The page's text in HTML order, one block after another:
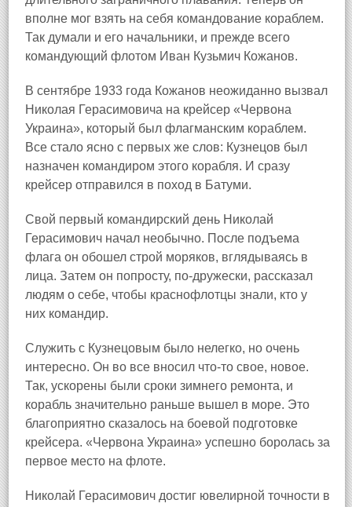
вполне мог взять на себя командование кораблем.
Так думали и его начальники, и прежде всего
командующий флотом Иван Кузьмич Кожанов.
В сентябре 1933 года Кожанов неожиданно вызвал
Николая Герасимовича на крейсер «Червона
Украина», который был флагманским кораблем.
Все стало ясно с первых же слов: Кузнецов был
назначен командиром этого корабля. И сразу
крейсер отправился в поход в Батуми.
Свой первый командирский день Николай
Герасимович начал необычно. После подъема
флага он обошел строй моряков, вглядываясь в
лица. Затем он попросту, по-дружески, рассказал
людям о себе, чтобы краснофлотцы знали, кто у
них командир.
Служить с Кузнецовым было нелегко, но очень
интересно. Он во все вносил что-то свое, новое.
Так, ускорены были сроки зимнего ремонта, и
корабль значительно раньше вышел в море. Это
благоприятно сказалось на боевой подготовке
крейсера. «Червона Украина» успешно боролась за
первое место на флоте.
Николай Герасимович достиг ювелирной точности в